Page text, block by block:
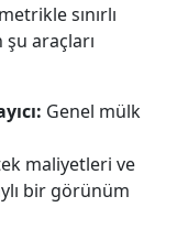
sınırlı
araçları
Genel mülk
maliyetleri ve
bir görünüm